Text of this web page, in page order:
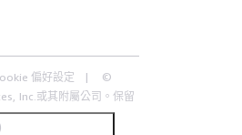
偏好設定
©
Inc.或其附屬公司。保留